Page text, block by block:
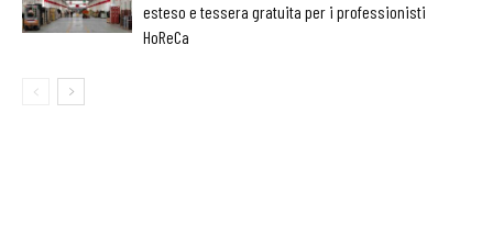
esteso e tessera gratuita per i professionisti
HoReCa